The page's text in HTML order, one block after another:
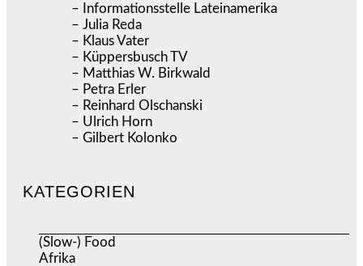
– Informationsstelle Lateinamerika
– Julia Reda
– Klaus Vater
– Küppersbusch TV
– Matthias W. Birkwald
– Petra Erler
– Reinhard Olschanski
– Ulrich Horn
– Gilbert Kolonko
KATEGORIEN
(Slow-) Food
Afrika